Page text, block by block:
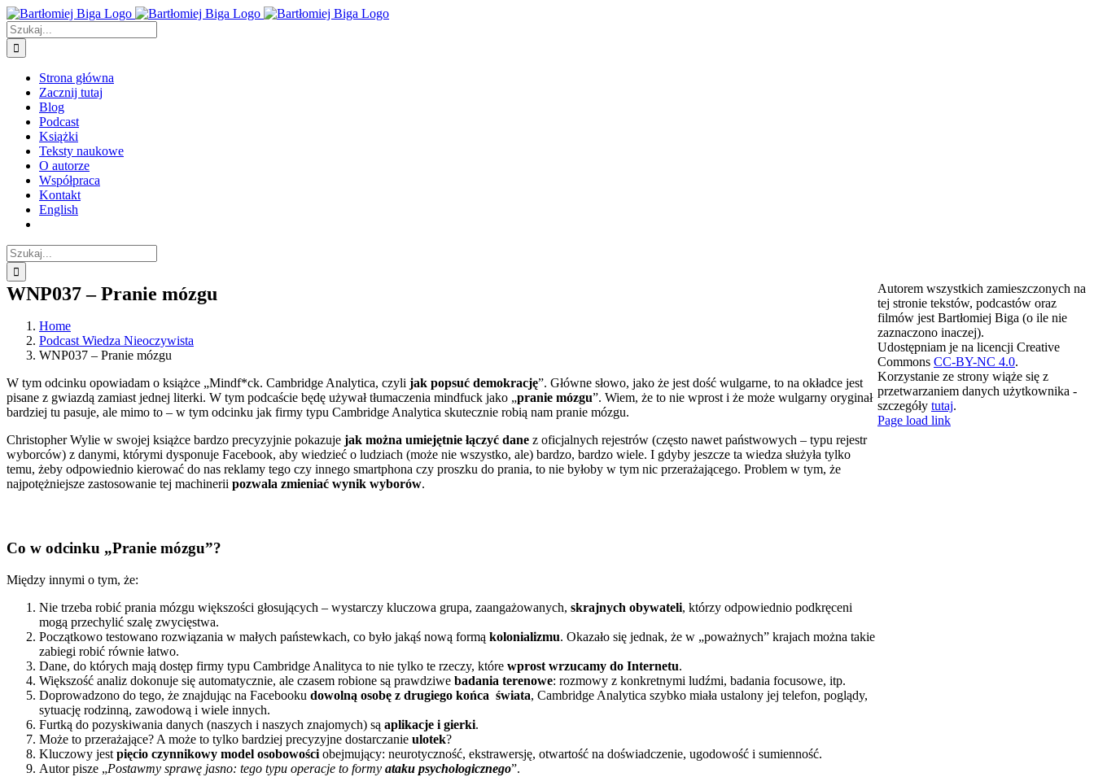
Przejdź
do
zawartości
Szukaj
Strona główna
Zacznij tutaj
Blog
Podcast
Książki
Teksty naukowe
O autorze
Współpraca
Kontakt
English
Szukaj
WNP037 – Pranie mózgu
Home
Podcast Wiedza Nieoczywista
WNP037 – Pranie mózgu
W tym odcinku opowiadam o książce „Mindf*ck. Cambridge Analytica, czyli jak popsuć demokrację”. Główne słowo, jako że jest dość wulgarne, to na okładce jest
pisane z gwiazdą zamiast jednej literki. W tym podcaście będę używał tłumaczenia mindfuck jako „pranie mózgu”. Wiem, że to nie wprost i że może wulgarny oryginał
bardziej tu pasuje, ale mimo to – w tym odcinku jak firmy typu Cambridge Analytica skutecznie robią nam pranie mózgu.
Christopher Wylie w swojej książce bardzo precyzyjnie pokazuje jak można umiejętnie łączyć dane z oficjalnych rejestrów (często nawet państwowych – typu rejestr
wyborców) z danymi, którymi dysponuje Facebook, aby wiedzieć o ludziach (może nie wszystko, ale) bardzo, bardzo wiele. I gdyby jeszcze ta wiedza służyła tylko
temu, żeby odpowiednio kierować do nas reklamy tego czy innego smartphona czy proszku do prania, to nie byłoby w tym nic przerażającego. Problem w tym, że
najpotężniejsze zastosowanie tej machinerii pozwala zmieniać wynik wyborów.
Co w odcinku „Pranie mózgu”?
Między innymi o tym, że:
Nie trzeba robić prania mózgu większości głosujących – wystarczy kluczowa grupa, zaangażowanych, skrajnych obywateli, którzy odpowiednio podkręceni
mogą przechylić szalę zwycięstwa.
Początkowo testowano rozwiązania w małych państewkach, co było jakąś nową formą kolonializmu. Okazało się jednak, że w „poważnych” krajach można takie
zabiegi robić równie łatwo.
Dane, do których mają dostęp firmy typu Cambridge Analityca to nie tylko te rzeczy, które wprost wrzucamy do Internetu.
Większość analiz dokonuje się automatycznie, ale czasem robione są prawdziwe badania terenowe: rozmowy z konkretnymi ludźmi, badania focusowe, itp.
Doprowadzono do tego, że znajdując na Facebooku dowolną osobę z drugiego końca świata, Cambridge Analytica szybko miała ustalony jej telefon, poglądy,
sytuację rodzinną, zawodową i wiele innych.
Furtką do pozyskiwania danych (naszych i naszych znajomych) są aplikacje i gierki.
Może to przerażające? A może to tylko bardziej precyzyjne dostarczanie ulotek?
Kluczowy jest pięcio czynnikowy model osobowości obejmujący: neurotyczność, ekstrawersję, otwartość na doświadczenie, ugodowość i sumienność.
Autor pisze „Postawmy sprawę jasno: tego typu operacje to formy ataku psychologicznego”.
Autorem wszystkich zamieszczonych na
tej stronie tekstów, podcastów oraz
filmów jest Bartłomiej Biga (o ile nie
zaznaczono inaczej).
Udostępniam je na licencji Creative
Commons CC-BY-NC 4.0.
Korzystanie ze strony wiąże się z
przetwarzaniem danych użytkownika -
szczegóły tutaj.
X
LinkedIn
Spotify
YouTube
Email
Rss
Page load link